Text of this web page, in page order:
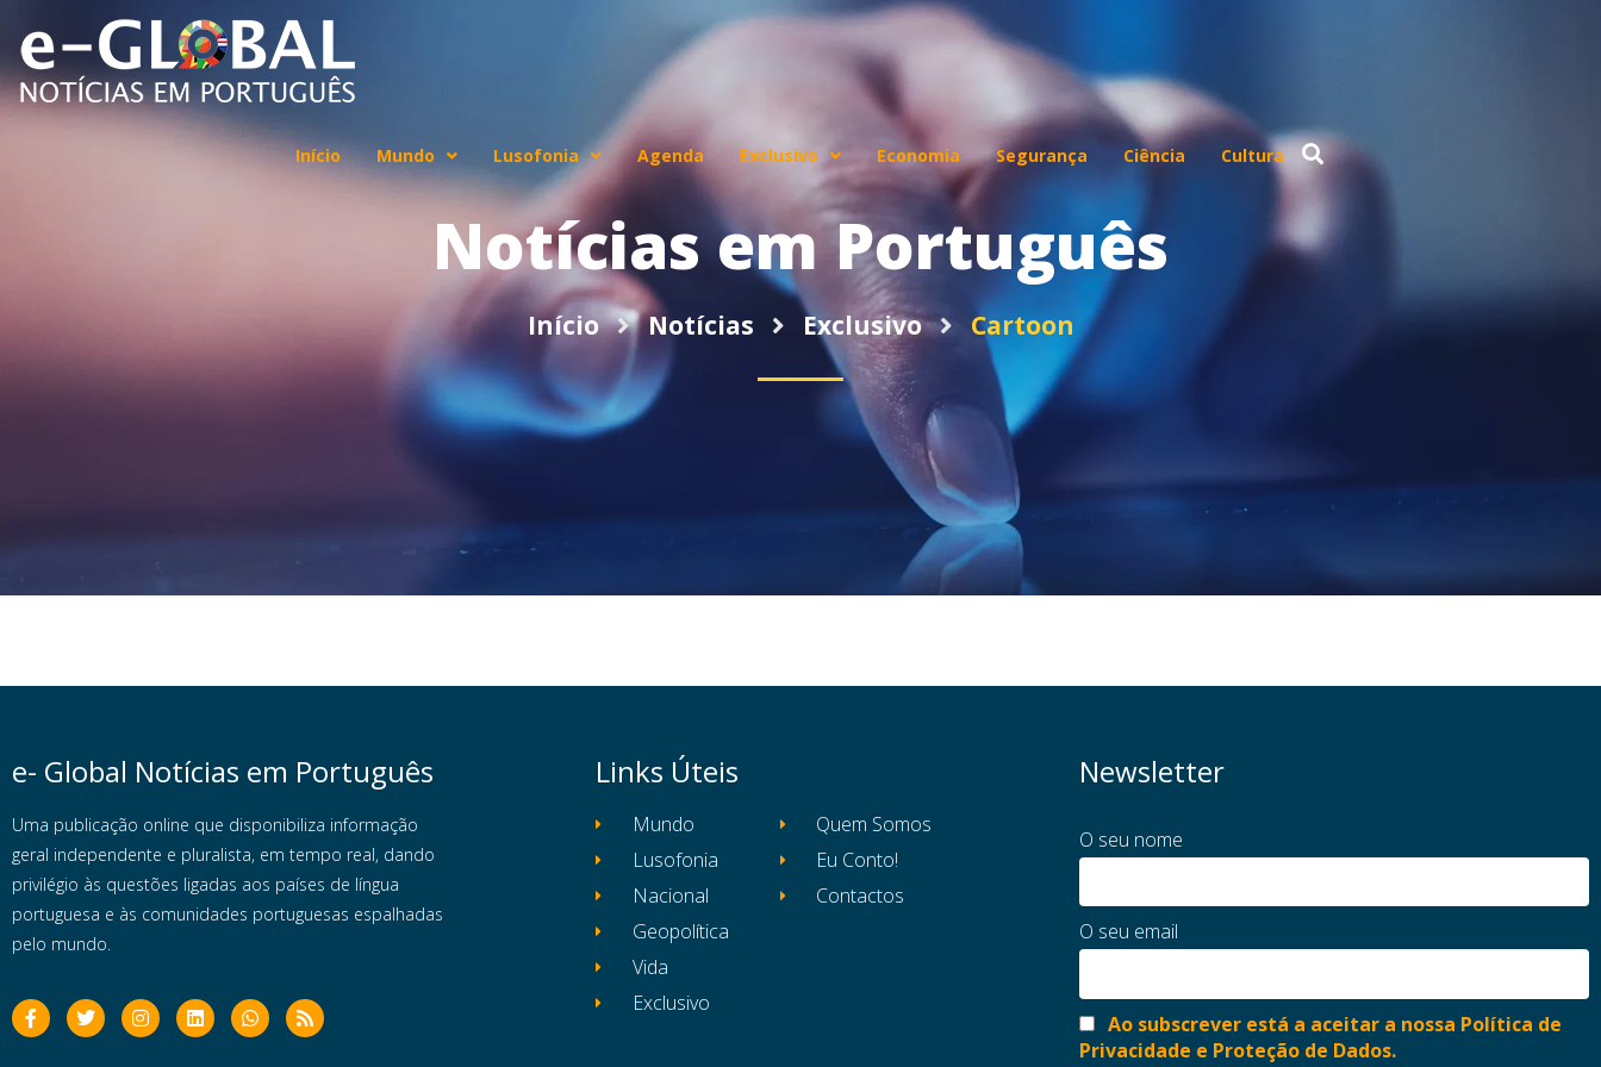
Início Mundo Lusofonia Agenda Exclusivo Economia Segurança Ciência Cultura
Notícias em Português
Início Notícias Exclusivo Cartoon
e- Global Notícias em Português
Uma publicação online que disponibiliza informação
geral independente e pluralista, em tempo real, dando
privilégio às questões ligadas aos países de língua
portuguesa e às comunidades portuguesas espalhadas
pelo mundo.
Links Úteis
Mundo
Lusofonia
Nacional
Geopolítica
Vida
Exclusivo
Quem Somos
Eu Conto!
Contactos
Newsletter
O seu nome
O seu email
Ao subscrever está a aceitar a nossa Política de
Privacidade e Proteção de Dados.